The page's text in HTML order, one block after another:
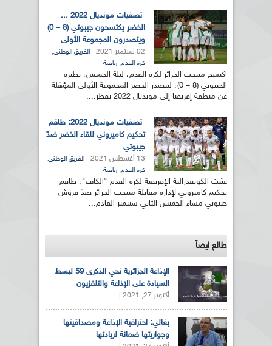
تصفيات مونديال 2022 ...
الخضر يكتسحون جيبوتي (8 – 0)
ويتصدرون المجموعة الأولى
02 سبتمبر 2021 الفريق الوطني,
كرة القدم, رياضة
اكتسح منتخب الجزائر لكرة القدم، ليلة الخميس، نظيره
الجيبوتي (8 – 0)، ليتصدر الخضر المجموعة الأولى المؤهّلة
عن منطقة إفريقيا إلى مونديال 2022 بقطر....
تصفيات مونديال 2022: طاقم
تحكيم كاميروني للقاء الخضر ضدّ
جيبوتي
13 أغسطس 2021 الفريق الوطني,
كرة القدم, رياضة
عيّنت الكونفدرالية الإفريقية لكرة القدم "الكاف"، طاقم
تحكيم كاميروني لإدارة مقابلة منتخب الجزائر ضدّ قروش
جيبوتي مساء الخميس الثاني سبتمبر القادم...
طالع ايضاً
الإذاعة الجزائرية تحي الذكرى 59 لبسط
السيادة على الإذاعة والتلفزيون
أكتوبر 27, 2021 |
بغالي: احترافية الإذاعة ومصداقيتها
وجواريتها ضمانة لريادتها